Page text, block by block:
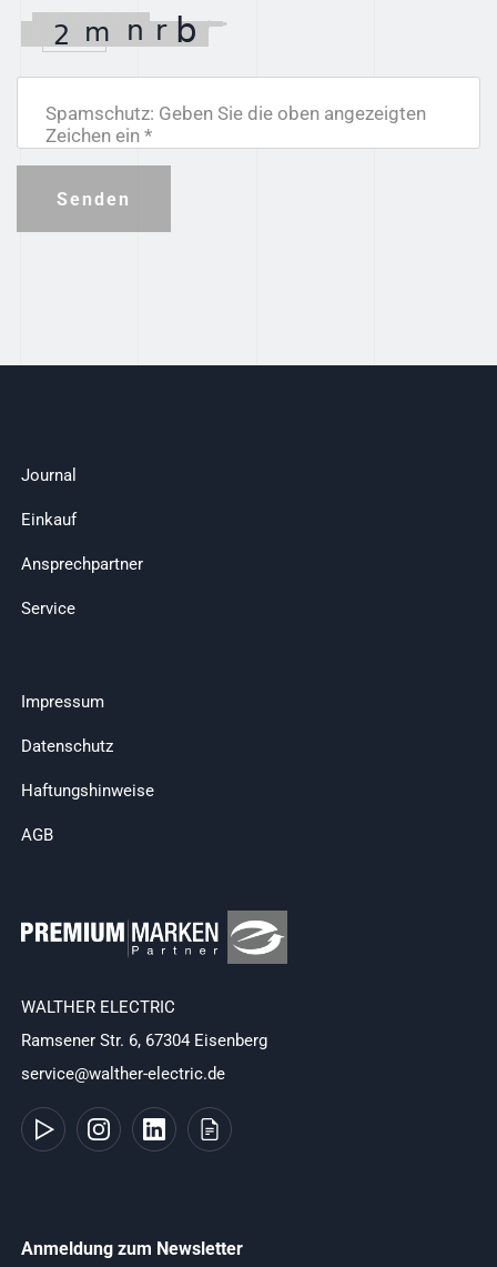
Spamschutz: Geben Sie die oben angezeigten
Zeichen ein *
Senden
Journal
Einkauf
Ansprechpartner
Service
Impressum
Datenschutz
Haftungshinweise
AGB
WALTHER ELECTRIC
Ramsener Str. 6, 67304 Eisenberg
service@walther-electric.de
Anmeldung zum Newsletter